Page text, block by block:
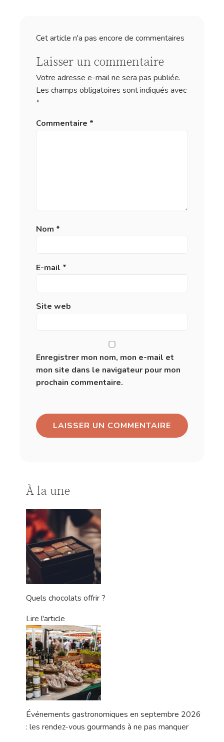
Cet article n'a pas encore de commentaires
Laisser un commentaire
Votre adresse e-mail ne sera pas publiée.
Les champs obligatoires sont indiqués avec
*
Commentaire *
Nom *
E-mail *
Site web
Enregistrer mon nom, mon e-mail et
mon site dans le navigateur pour mon
prochain commentaire.
À la une
Quels chocolats offrir ?
Lire l'article
Événements gastronomiques en septembre 2026
: les rendez-vous gourmands à ne pas manquer